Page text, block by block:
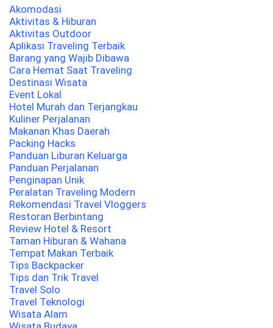
Akomodasi
Aktivitas & Hiburan
Aktivitas Outdoor
Aplikasi Traveling Terbaik
Barang yang Wajib Dibawa
Cara Hemat Saat Traveling
Destinasi Wisata
Event Lokal
Hotel Murah dan Terjangkau
Kuliner Perjalanan
Makanan Khas Daerah
Packing Hacks
Panduan Liburan Keluarga
Panduan Perjalanan
Penginapan Unik
Peralatan Traveling Modern
Rekomendasi Travel Vloggers
Restoran Berbintang
Review Hotel & Resort
Taman Hiburan & Wahana
Tempat Makan Terbaik
Tips Backpacker
Tips dan Trik Travel
Travel Solo
Travel Teknologi
Wisata Alam